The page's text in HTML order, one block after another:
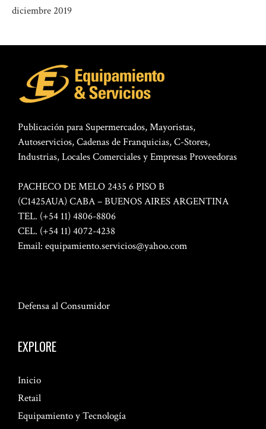
diciembre 2019
Publicación para Supermercados, Mayoristas,
Autoservicios, Cadenas de Franquicias, C-Stores,
Industrias, Locales Comerciales y Empresas Proveedoras
PACHECO DE MELO 2435 6 PISO B
(C1425AUA) CABA – BUENOS AIRES ARGENTINA
TEL. (+54 11) 4806-8806
CEL. (+54 11) 4072-4238
Email: equipamiento.servicios@yahoo.com
Defensa al Consumidor
EXPLORE
Inicio
Retail
Equipamiento y Tecnología